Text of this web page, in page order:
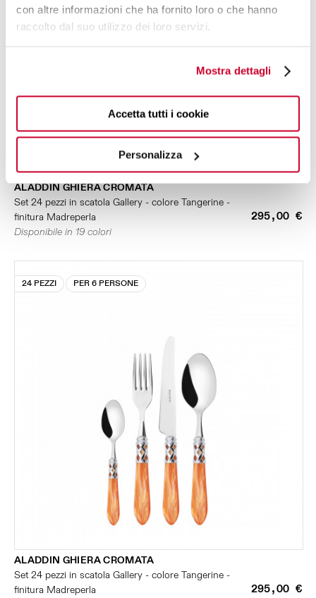
con altre informazioni che ha fornito loro o che hanno
raccolto dal suo utilizzo dei loro servizi.
Mostra dettagli
Accetta tutti i cookie
Personalizza
ALADDIN GHIERA CROMATA
Set 24 pezzi in scatola Gallery - colore Tangerine -
finitura Madreperla
295,00 €
Disponibile in 19 colori
24 PEZZI PER 6 PERSONE
ALADDIN GHIERA CROMATA
Set 24 pezzi in scatola Gallery - colore Tangerine -
finitura Madreperla
295,00 €